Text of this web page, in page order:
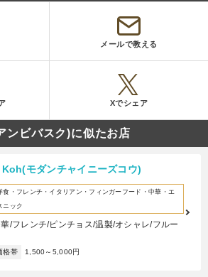
メールで教える
Xでシェア
ビバスク)に似たお店
モダンチャイニーズコウ)
食・フレンチ・イタリアン・フィンガーフード・中華・エ
ニック
/フレンチ/ピンチョス/温製/オシャレ/フルー
格帯 1,500～5,000円